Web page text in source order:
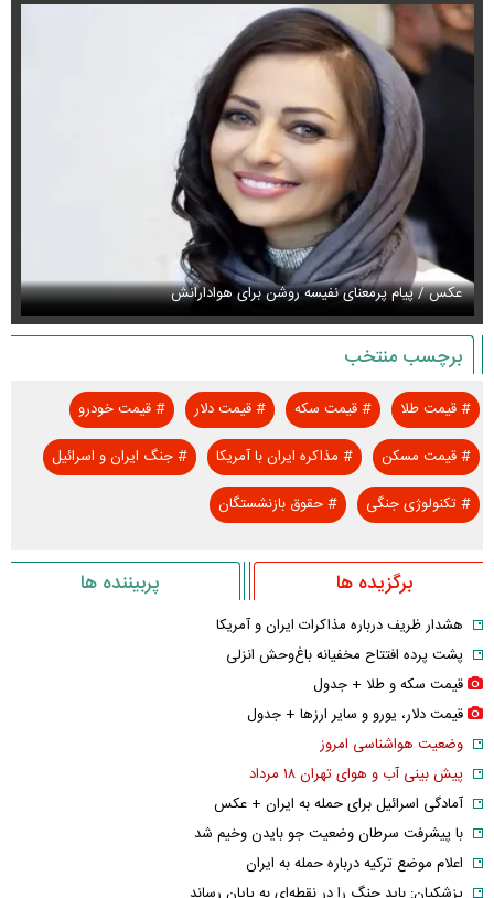
عکس / پیام پرمعنای نفیسه روشن برای هوادارانش
برچسب منتخب
#قیمت طلا #قیمت سکه #قیمت دلار #قیمت خودرو
#قیمت مسکن # مذاکره ایران با آمریکا #جنگ ایران و اسرائیل
#تکنولوژی جنگی #حقوق بازنشستگان
برگزیده ها پربیننده ها
هشدار ظریف درباره مذاکرات ایران و آمریکا
پشت پرده افتتاح مخفیانه باغ‌وحش انزلی
قیمت سکه و طلا + جدول
قیمت دلار، یورو و سایر ارز‌ها + جدول
وضعیت هواشناسی امروز
پیش بینی آب و هوای تهران ۱۸ مرداد
آمادگی اسرائیل برای حمله به ایران + عکس
با پیشرفت سرطان وضعیت جو بایدن وخیم شد
اعلام موضع ترکیه درباره حمله به ایران